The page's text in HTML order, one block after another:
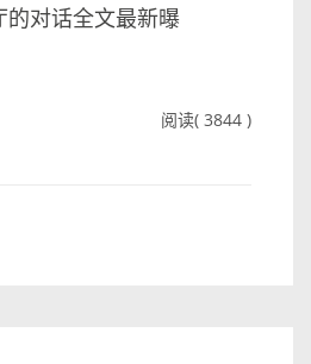
对话全文最新曝
阅读( 3844 )